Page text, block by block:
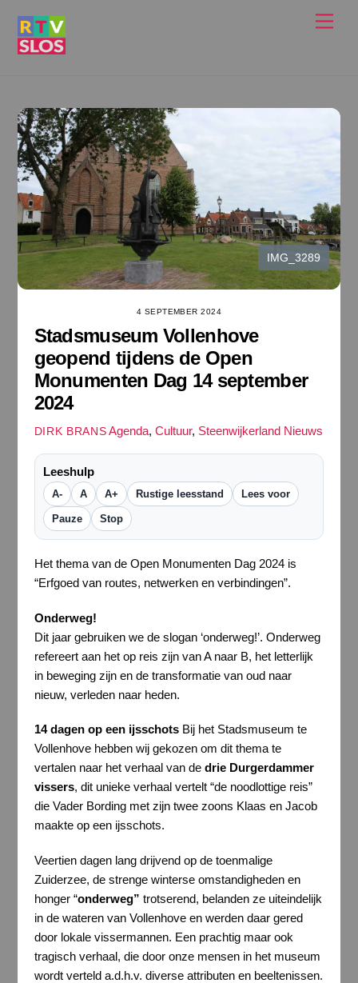
IMG_3289
4 SEPTEMBER 2024
Stadsmuseum Vollenhove
geopend tijdens de Open
Monumenten Dag 14 september
2024
DIRK BRANS Agenda,Cultuur, Steenwijkerland Nieuws
Leeshulp
A- A A+ Rustige leesstand Lees voor
Pauze Stop
Het thema van de Open Monumenten Dag 2024 is
“Erfgoed van routes, netwerken en verbindingen”.
Onderweg!
Dit jaar gebruiken we de slogan ‘onderweg!’. Onderweg
refereert aan het op reis zijn van A naar B, het letterlijk
in beweging zijn en de transformatie van oud naar
nieuw, verleden naar heden.
14 dagen op een ijsschots Bij het Stadsmuseum te
Vollenhove hebben wij gekozen om dit thema te
vertalen naar het verhaal van de drie Durgerdammer
vissers, dit unieke verhaal vertelt “de noodlottige reis”
die Vader Bording met zijn twee zoons Klaas en Jacob
maakte op een ijsschots.
Veertien dagen lang drijvend op de toenmalige
Zuiderzee, de strenge winterse omstandigheden en
honger “onderweg” trotserend, belanden ze uiteindelijk
in de wateren van Vollenhove en werden daar gered
door lokale vissermannen. Een prachtig maar ook
tragisch verhaal, die door onze mensen in het museum
wordt verteld a.d.h.v. diverse attributen en beeltenissen.